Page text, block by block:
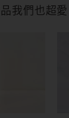
我們也超愛